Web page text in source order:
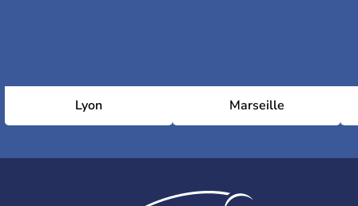
Lyon Marseille